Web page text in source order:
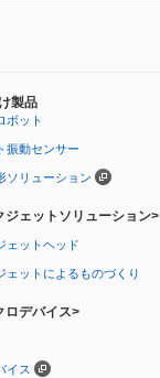
製品
ボット
振動センサー
ソリューション
ジェットソリューション>
ェットヘッド
ェットによるものづくり
ロデバイス>
イス